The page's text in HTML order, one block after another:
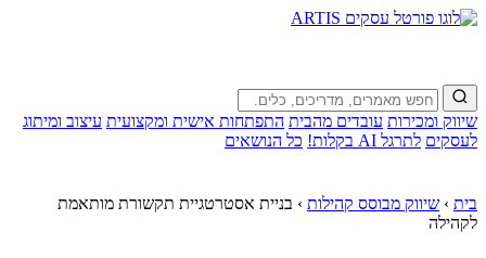
שיווק ומכירות עובדים מהבית התפתחות אישית ומקצועית עיצוב ומיתוג
לעסקים לתרגל AI בקלות! כל הנושאים
בית › שיווק מבוסס קהילות › בניית אסטרטגיית תקשורת מותאמת
לקהילה